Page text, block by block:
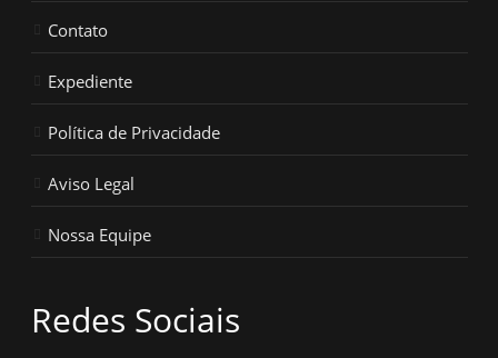
Contato
Expediente
Política de Privacidade
Aviso Legal
Nossa Equipe
Redes Sociais